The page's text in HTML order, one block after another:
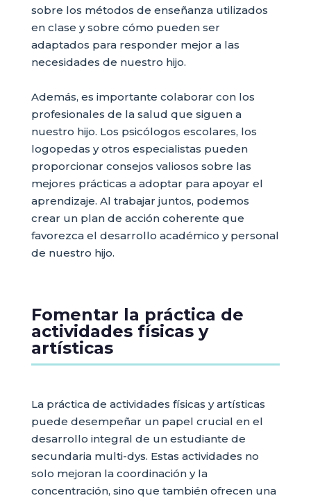
sobre los métodos de enseñanza utilizados
en clase y sobre cómo pueden ser
adaptados para responder mejor a las
necesidades de nuestro hijo.
Además, es importante colaborar con los
profesionales de la salud que siguen a
nuestro hijo. Los psicólogos escolares, los
logopedas y otros especialistas pueden
proporcionar consejos valiosos sobre las
mejores prácticas a adoptar para apoyar el
aprendizaje. Al trabajar juntos, podemos
crear un plan de acción coherente que
favorezca el desarrollo académico y personal
de nuestro hijo.
Fomentar la práctica de
actividades físicas y
artísticas
La práctica de actividades físicas y artísticas
puede desempeñar un papel crucial en el
desarrollo integral de un estudiante de
secundaria multi-dys. Estas actividades no
solo mejoran la coordinación y la
concentración, sino que también ofrecen una